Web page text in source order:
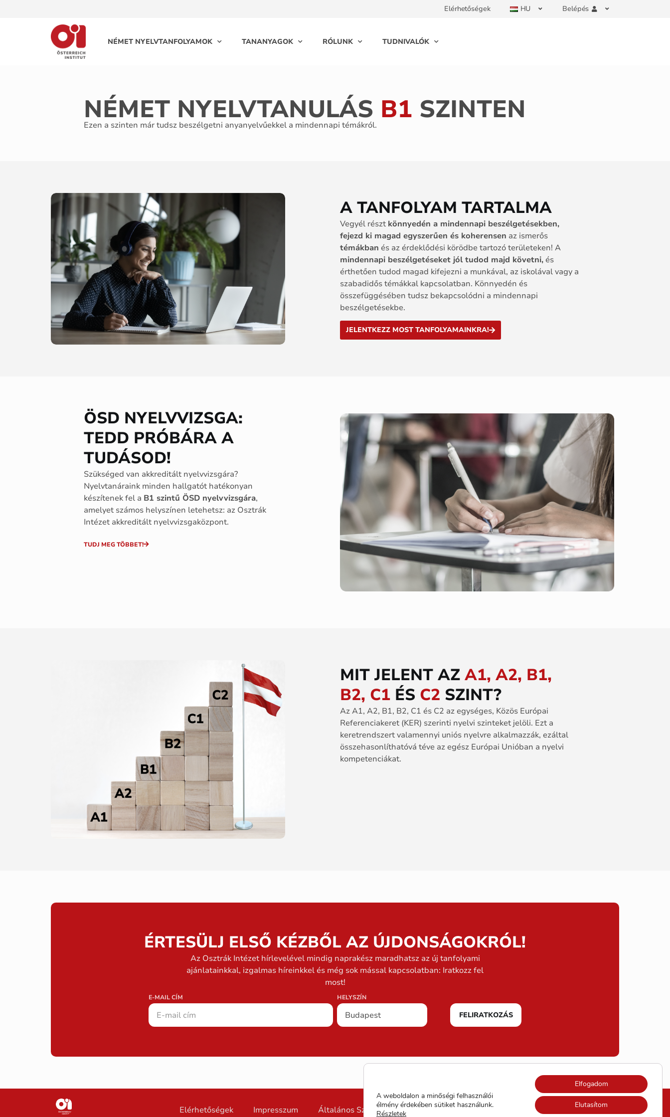
Elérhetőségek HU Belépés
NÉMET NYELVTANFOLYAMOK TANANYAGOK RÓLUNK TUDNIVALÓK
NÉMET NYELVTANULÁS B1 SZINTEN
Ezen a szinten már tudsz beszélgetni anyanyelvűekkel a mindennapi témákról.
A TANFOLYAM TARTALMA
Vegyél részt könnyedén a mindennapi beszélgetésekben,
fejezd ki magad egyszerűen és koherensen az ismerős
témákban és az érdeklődési körödbe tartozó területeken! A
mindennapi beszélgetéseket jól tudod majd követni, és
érthetően tudod magad kifejezni a munkával, az iskolával vagy a
szabadidős témákkal kapcsolatban. Könnyedén és
összefüggésében tudsz bekapcsolódni a mindennapi
beszélgetésekbe.
JELENTKEZZ MOST TANFOLYAMAINKRA!
ÖSD NYELVVIZSGA:
TEDD PRÓBÁRA A
TUDÁSOD!
Szükséged van akkreditált nyelvvizsgára?
Nyelvtanáraink minden hallgatót hatékonyan
készítenek fel a B1 szintű ÖSD nyelvvizsgára,
amelyet számos helyszínen letehetsz: az Osztrák
Intézet akkreditált nyelvvizsgaközpont.
TUDJ MEG TÖBBET!
MIT JELENT AZ A1, A2, B1,
B2, C1 ÉS C2 SZINT?
Az A1, A2, B1, B2, C1 és C2 az egységes, Közös Európai
Referenciakeret (KER) szerinti nyelvi szinteket jelöli. Ezt a
keretrendszert valamennyi uniós nyelvre alkalmazzák, ezáltal
összehasonlíthatóvá téve az egész Európai Unióban a nyelvi
kompetenciákat.
ÉRTESÜLJ ELSŐ KÉZBŐL AZ ÚJDONSÁGOKRÓL!
Az Osztrák Intézet hírlevelével mindig naprakész maradhatsz az új tanfolyami
ajánlatainkkal, izgalmas híreinkkel és még sok mással kapcsolatban: Iratkozz fel
most!
E-MAIL CÍM HELYSZÍN
FELIRATKOZÁS
Elérhetőségek Impresszum Általános Szerződési Feltételek (ÁSZF) Adatvédelem
A weboldalon a minőségi felhasználói
élmény érdekében sütiket használunk.
Részletek
Elfogadom
Elutasítom